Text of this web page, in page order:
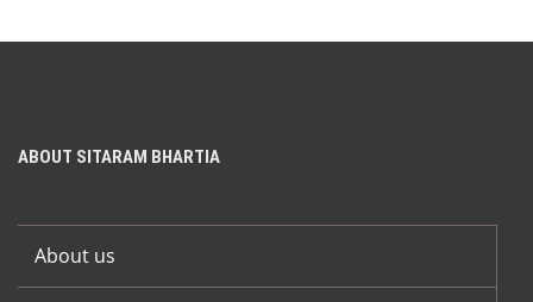
ABOUT SITARAM BHARTIA
About us